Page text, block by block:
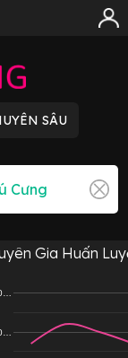
Gia Huấn